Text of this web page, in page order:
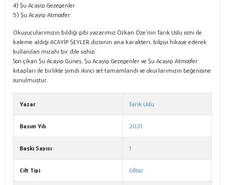
4) Şu Acayip Gezegenler
5) Şu Acayip Atmosfer
Okuyucularımızın bildiği gibi yazarımız Özkan Öze’nin Tarık Uslu ismi ile
kaleme aldığı ACAYİP ŞEYLER dizisinin ana karakteri, bilgiyi hikaye ederek
kullanılan mizahi bir dile sahip.
Son çıkan Şu Acayip Güneş, Şu Acayip Gezegenler ve Şu Acayip Atmosfer
kitapları ile birlikte şimdi ikinci set tamamlandı ve okurlarımızın beğenisine
sunulmuştur.
Yazar Tarık Uslu
Basım Yılı 2021
Baskı Sayısı 1
Cilt Tipi Ciltsiz